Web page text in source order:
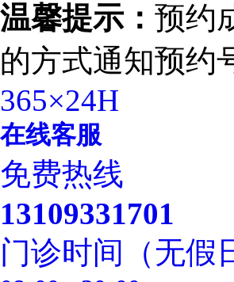
温馨提示： 预约
的方式通知预约
365×24H
在线客服
免费热线
13109331701
门诊时间（无假